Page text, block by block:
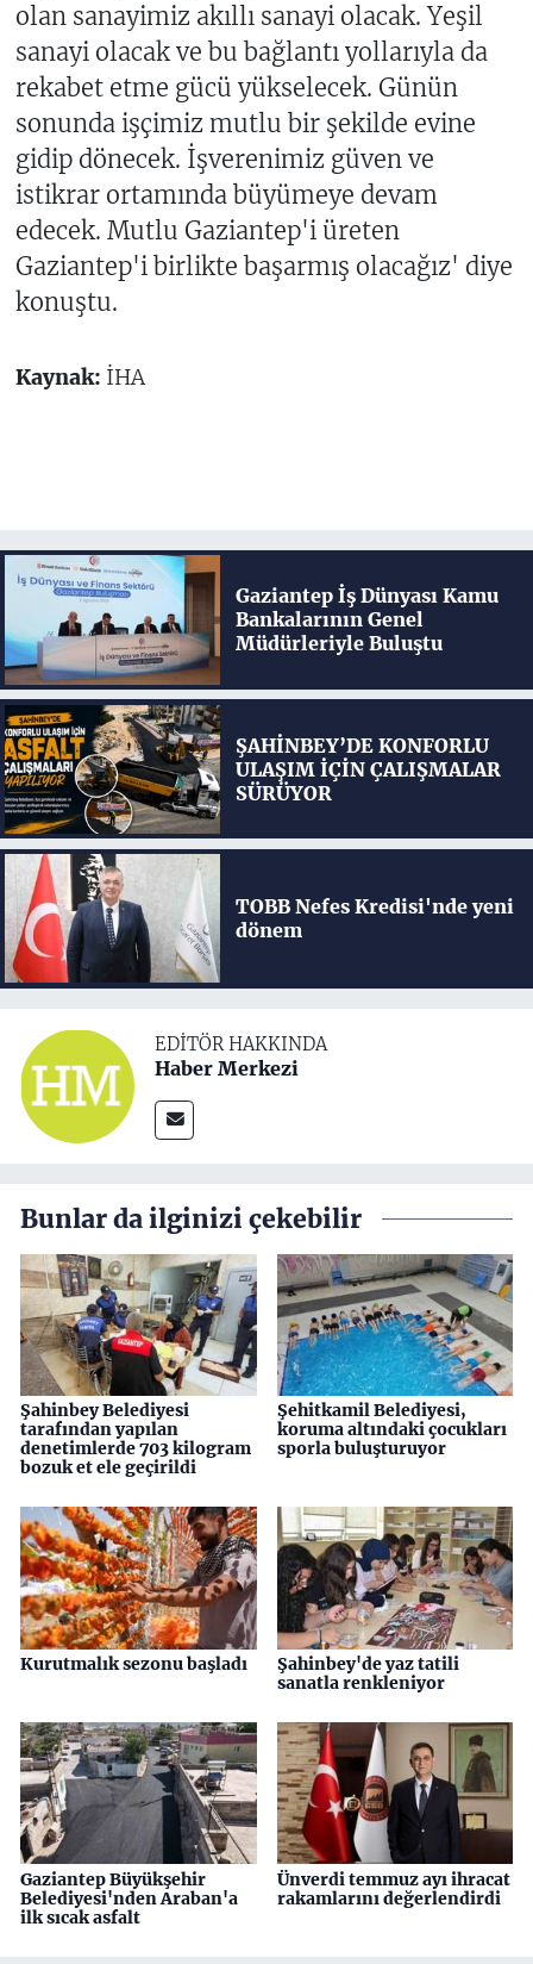
olan sanayimiz akıllı sanayi olacak. Yeşil
sanayi olacak ve bu bağlantı yollarıyla da
rekabet etme gücü yükselecek. Günün
sonunda işçimiz mutlu bir şekilde evine
gidip dönecek. İşverenimiz güven ve
istikrar ortamında büyümeye devam
edecek. Mutlu Gaziantep'i üreten
Gaziantep'i birlikte başarmış olacağız' diye
konuştu.
Kaynak: İHA
Gaziantep İş Dünyası Kamu
Bankalarının Genel
Müdürleriyle Buluştu
ŞAHİNBEY’DE KONFORLU
ULAŞIM İÇİN ÇALIŞMALAR
SÜRÜYOR
TOBB Nefes Kredisi'nde yeni
dönem
EDITÖR HAKKINDA
Haber Merkezi
Bunlar da ilginizi çekebilir
Şahinbey Belediyesi
tarafından yapılan
denetimlerde 703 kilogram
bozuk et ele geçirildi
Şehitkamil Belediyesi,
koruma altındaki çocukları
sporla buluşturuyor
Kurutmalık sezonu başladı
Şahinbey'de yaz tatili
sanatla renkleniyor
Gaziantep Büyükşehir
Belediyesi'nden Araban'a
ilk sıcak asfalt
Ünverdi temmuz ayı ihracat
rakamlarını değerlendirdi